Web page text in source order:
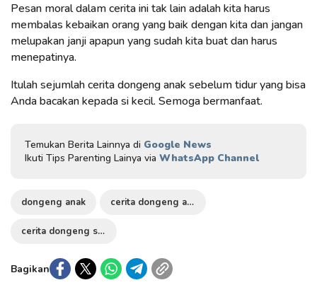
Pesan moral dalam cerita ini tak lain adalah kita harus
membalas kebaikan orang yang baik dengan kita dan jangan
melupakan janji apapun yang sudah kita buat dan harus
menepatinya.
Itulah sejumlah cerita dongeng anak sebelum tidur yang bisa
Anda bacakan kepada si kecil. Semoga bermanfaat.
Temukan Berita Lainnya di Google News
Ikuti Tips Parenting Lainya via WhatsApp Channel
dongeng anak cerita dongeng anak
cerita dongeng sebelum tidur
Bagikan